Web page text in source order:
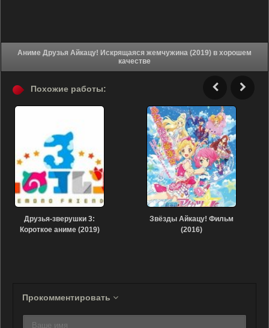
Аниме Друзья Айкацу! Искрящаяся жемчужина (2019) в хорошем
качестве
Похожие работы:
Друзья-зверушки 3:
Короткое аниме (2019)
Звёзды Айкацу! Фильм
(2016)
Прокомментировать